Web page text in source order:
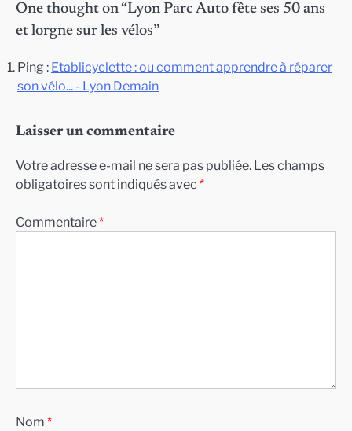
One thought on “Lyon Parc Auto fête ses 50 ans
et lorgne sur les vélos”
Ping : Etablicyclette : ou comment apprendre à réparer
son vélo... - Lyon Demain
Laisser un commentaire
Votre adresse e-mail ne sera pas publiée. Les champs
obligatoires sont indiqués avec *
Commentaire*
Nom *